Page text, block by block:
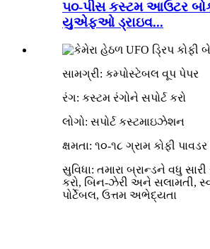
૫૦-પીસ કસ્ટમ આઉટર
યુએફઓ ડ્રાઇવ...
સામગ્રી: કમ્પોસ્ટેબલ વૂપ પેપર
રંગ: કસ્ટમ રંગોને સપોર્ટ કરો
લોગો: સપોર્ટ કસ્ટમાઇઝેશન
ક્ષમતા: ૧૦-૧૮ ગ્રામ કોફી પાવડર
સુવિધા: તમારા બ્રાન્ડને વધુ સારી
કરો, બિન-ઝેરી અને સલામતી,
પોર્ટેબલ, ઉત્તમ અભેદ્યતા